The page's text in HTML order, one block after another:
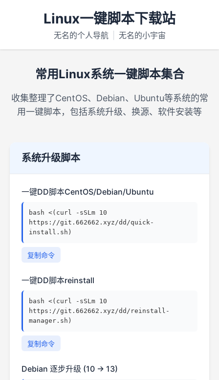
Linux一键脚本下载站
无名的个人导航 无名的小宇宙
常用Linux系统一键脚本集合
收集整理了CentOS、Debian、Ubuntu等系统的常
用一键脚本，包括系统升级、换源、软件安装等
系统升级脚本
一键DD脚本CentOS/Debian/Ubuntu
bash <(curl -sSLm 10
https://git.662662.xyz/dd/quick-
install.sh)
复制命令
一键DD脚本reinstall
bash <(curl -sSLm 10
https://git.662662.xyz/dd/reinstall-
manager.sh)
复制命令
Debian 逐步升级 (10 → 13)